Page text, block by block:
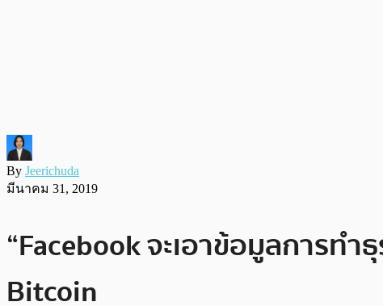
By Jeerichuda
มีนาคม 31, 2019
“Facebook จะเอาข้อมูลการท
Bitcoin